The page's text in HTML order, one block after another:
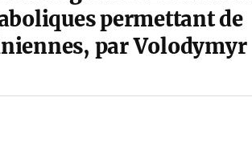
permettant de
par Volodymyr